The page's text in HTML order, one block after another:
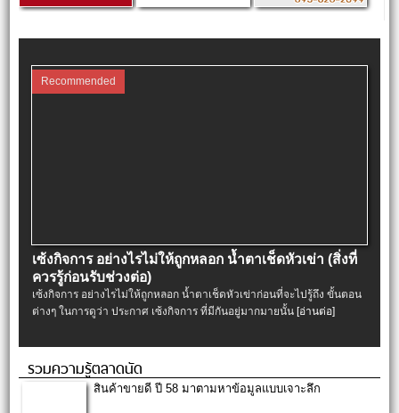
Recommended
เซ้งกิจการ อย่างไรไม่ให้ถูกหลอก น้ำตาเช็ดหัวเข่า (สิ่งที่
ควรรู้ก่อนรับช่วงต่อ)
เซ้งกิจการ อย่างไรไม่ให้ถูกหลอก น้ำตาเช็ดหัวเข่าก่อนที่จะไปรู้ถึง ขั้นตอน
ต่างๆ ในการดูว่า ประกาศ เซ้งกิจการ ที่มีกันอยู่มากมายนั้น[อ่านต่อ]
รวมความรู้ตลาดนัด
สินค้าขายดี ปี 58 มาตามหาข้อมูลแบบเจาะลึก